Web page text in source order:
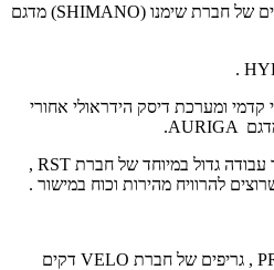
SHIMANO) מדגם
.
ומערכת דיסק הידראולי אחורי
AURIGA
.
עבודה גדול במיוחד של חברת RST
,
להרוויח מהירות וכוח במישור .
, גריפים של חברת VELO דקים